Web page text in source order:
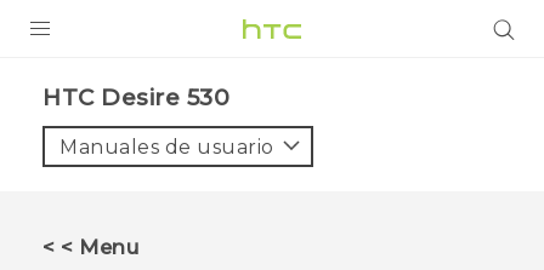
VIVE
HTC Desire 530‎
Manuales de usuario
< < Menu